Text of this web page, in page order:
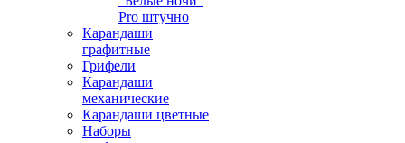
Pro штучно
Карандаши
графитные
Грифели
Карандаши
механические
Карандаши цветные
Наборы